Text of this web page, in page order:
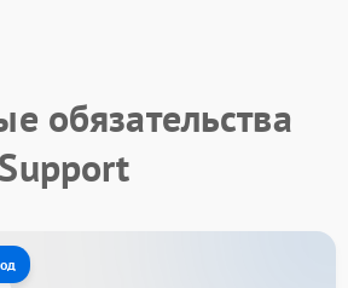
обязательства